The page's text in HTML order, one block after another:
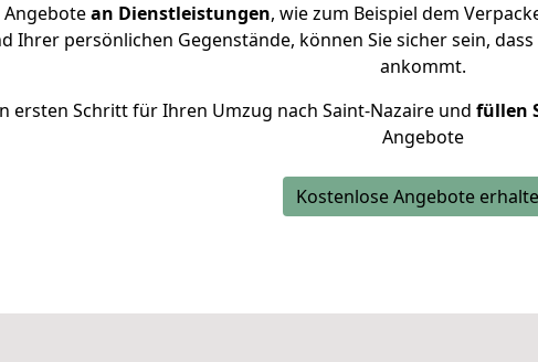
an Dienstleistungen, wie zum Beispiel dem
Ihrer persönlichen Gegenstände, können Sie sicher sein, dass
ankommt.
ersten Schritt für Ihren Umzug nach Saint-Nazaire und füllen
Angebote
Kostenlose Angebote